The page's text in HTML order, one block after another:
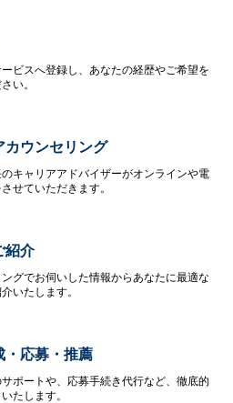
ビスへ登録し、あなたの経歴やご希望を
い。
カウンセリング
キャリアアドバイザーがオンラインや電
せていただきます。
紹介
グでお伺いした情報からあなたに最適な
いたします。
・応募・推薦
ポートや、応募手続き代行など、徹底的
たします。